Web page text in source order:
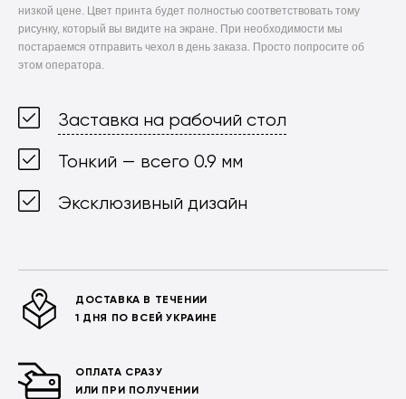
низкой цене. Цвет принта будет полностью соответствовать тому
рисунку, который вы видите на экране. При необходимости мы
постараемся отправить чехол в день заказа. Просто попросите об
этом оператора.
Заставка на рабочий стол
Тонкий — всего 0.9 мм
Эксклюзивный дизайн
ДОСТАВКА В ТЕЧЕНИИ
1 ДНЯ ПО ВСЕЙ УКРАИНЕ
ОПЛАТА СРАЗУ
ИЛИ ПРИ ПОЛУЧЕНИИ